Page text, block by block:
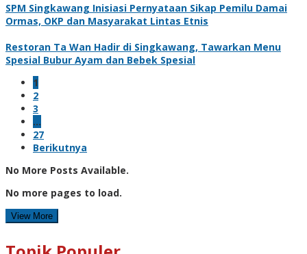
SPM Singkawang Inisiasi Pernyataan Sikap Pemilu Damai
Ormas, OKP dan Masyarakat Lintas Etnis
Restoran Ta Wan Hadir di Singkawang, Tawarkan Menu
Spesial Bubur Ayam dan Bebek Spesial
1
2
3
…
27
Berikutnya
No More Posts Available.
No more pages to load.
View More